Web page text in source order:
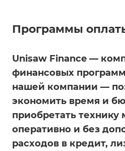
Программы
Unisaw Finance —
финансовых
нашей компании —
экономить время и
приобретать
оперативно и без
расходов в кредит,